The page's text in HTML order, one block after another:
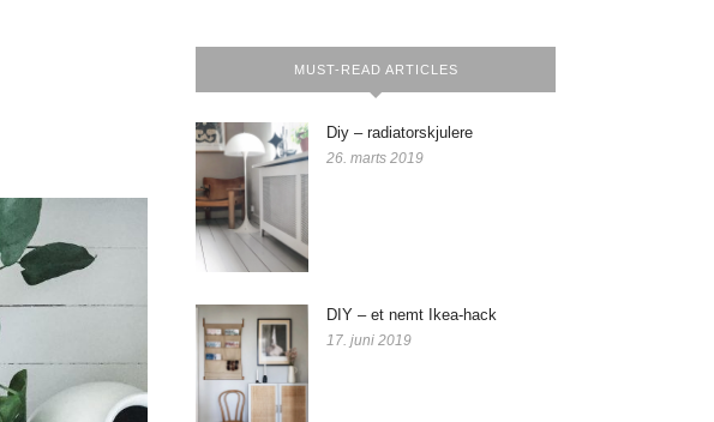
MUST-READ ARTICLES
Diy – radiatorskjulere
26. marts 2019
DIY – et nemt Ikea-hack
17. juni 2019